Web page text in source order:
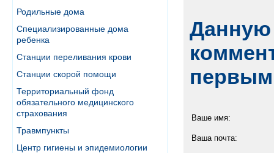
Родильные дома
Специализированные дома
ребенка
Станции переливания крови
Станции скорой помощи
Территориальный фонд
обязательного медицинского
страхования
Травмпункты
Центр гигиены и эпидемиологии
Данную
Ваше имя:
Ваша почта: